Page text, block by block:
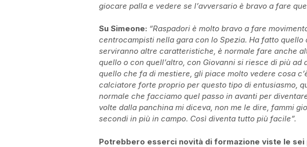
giocare palla e vedere se l’avversario è bravo a fare
Su Simeone: “Raspadori è molto bravo a fare
centrocampisti nella gara con lo Spezia. Ha fatto
serviranno altre caratteristiche, è normale fare anche
quello o con quell’altro, con Giovanni si riesce di più
quello che fa di mestiere, gli piace molto vedere cosa
calciatore forte proprio per questo tipo di entusiasmo,
normale che facciamo quel passo in avanti per
volte dalla panchina mi diceva, non me le dire, fammi
secondi in più in campo. Così diventa tutto più facile”.
Potrebbero esserci novità di formazione viste le sei